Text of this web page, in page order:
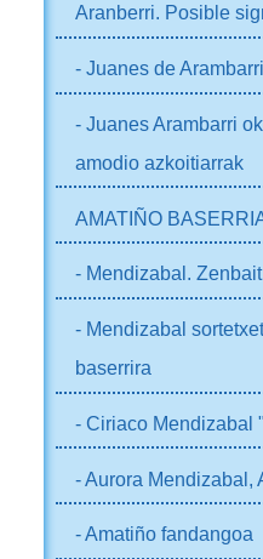
Aranberri. Posible
- Juanes de
- Juanes Arambarri
amodio azkoitiarrak
AMATIÑO
- Mendizabal.
- Mendizabal
baserrira
- Ciriaco Mendizabal
- Aurora Mendizabal,
- Amatiño fandangoa